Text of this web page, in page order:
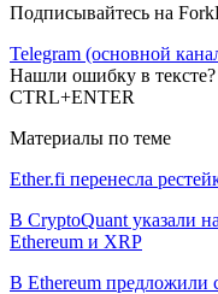
Подписывайтесь на
Telegram (основной
Нашли ошибку в
CTRL+ENTER
Материалы по теме
Ether.fi перенесла
В CryptoQuant указали
Ethereum и XRP
В Ethereum предложили